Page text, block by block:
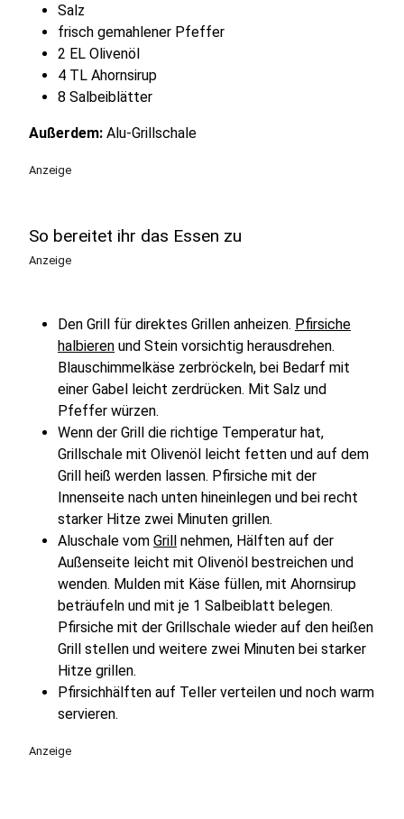
Salz
frisch gemahlener Pfeffer
2 EL Olivenöl
4 TL Ahornsirup
8 Salbeiblätter
Außerdem: Alu-Grillschale
Anzeige
So bereitet ihr das Essen zu
Anzeige
Den Grill für direktes Grillen anheizen. Pfirsiche
halbieren und Stein vorsichtig herausdrehen.
Blauschimmelkäse zerbröckeln, bei Bedarf mit
einer Gabel leicht zerdrücken. Mit Salz und
Pfeffer würzen.
Wenn der Grill die richtige Temperatur hat,
Grillschale mit Olivenöl leicht fetten und auf dem
Grill heiß werden lassen. Pfirsiche mit der
Innenseite nach unten hineinlegen und bei recht
starker Hitze zwei Minuten grillen.
Aluschale vom Grill nehmen, Hälften auf der
Außenseite leicht mit Olivenöl bestreichen und
wenden. Mulden mit Käse füllen, mit Ahornsirup
beträufeln und mit je 1 Salbeiblatt belegen.
Pfirsiche mit der Grillschale wieder auf den heißen
Grill stellen und weitere zwei Minuten bei starker
Hitze grillen.
Pfirsichhälften auf Teller verteilen und noch warm
servieren.
Anzeige